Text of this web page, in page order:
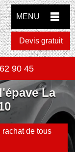
MENU
Devis gratuit
90 45
La
rachat de tous